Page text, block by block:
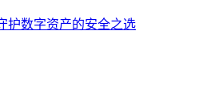
护数字资产的安全之选